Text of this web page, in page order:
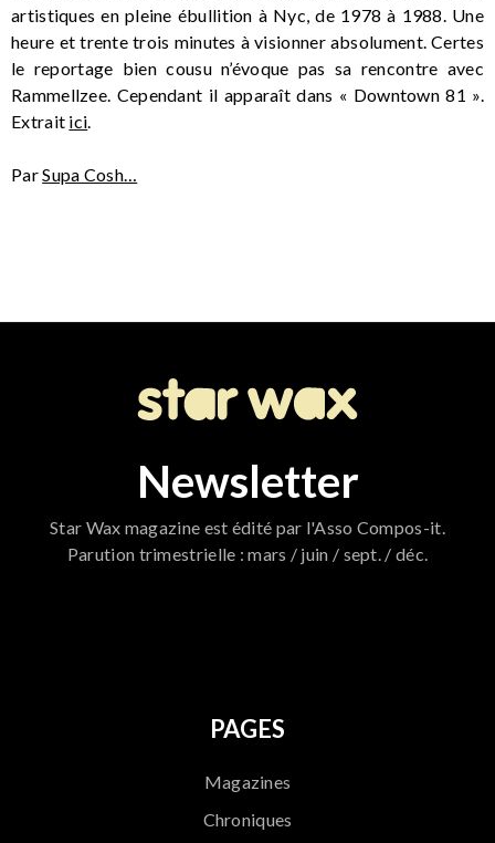
artistiques en pleine ébullition à Nyc, de 1978 à 1988. Une
heure et trente trois minutes à visionner absolument. Certes
le reportage bien cousu n’évoque pas sa rencontre avec
Rammellzee. Cependant il apparaît dans « Downtown 81 ».
Extrait ici
ParSupa Cosh…
Newsletter
Star Wax magazine est édité par l'Asso Compos-it.
Parution trimestrielle : mars / juin / sept. / déc.
PAGES
Magazines
Chroniques